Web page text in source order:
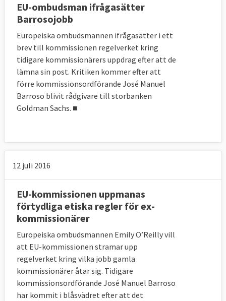
EU-ombudsman ifrågasätter
Barrosojobb
Europeiska ombudsmannen ifrågasätter i ett
brev till kommissionen regelverket kring
tidigare kommissionärers uppdrag efter att de
lämna sin post. Kritiken kommer efter att
förre kommissionsordförande José Manuel
Barroso blivit rådgivare till storbanken
Goldman Sachs. ■
12 juli 2016
EU-kommissionen uppmanas
förtydliga etiska regler för ex-
kommissionärer
Europeiska ombudsmannen Emily O’Reilly vill
att EU-kommissionen stramar upp
regelverket kring vilka jobb gamla
kommissionärer åtar sig. Tidigare
kommissionsordförande José Manuel Barroso
har kommit i blåsvädret efter att det